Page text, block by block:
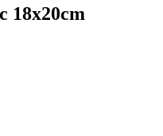
18x20cm